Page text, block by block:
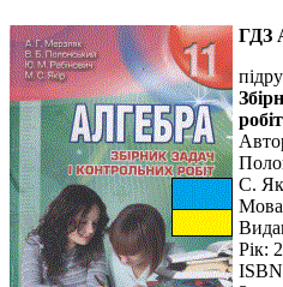
ГДЗ
робіт
С.
Рік: